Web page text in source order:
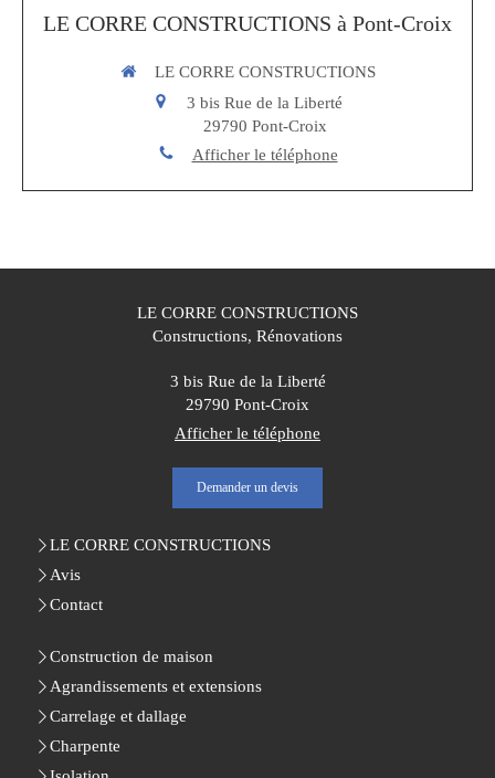
LE CORRE CONSTRUCTIONS à Pont-Croix
LE CORRE CONSTRUCTIONS
3 bis Rue de la Liberté
29790 Pont-Croix
Afficher le téléphone
LE CORRE CONSTRUCTIONS
Constructions, Rénovations
3 bis Rue de la Liberté
29790 Pont-Croix
Afficher le téléphone
Demander un devis
LE CORRE CONSTRUCTIONS
Avis
Contact
Construction de maison
Agrandissements et extensions
Carrelage et dallage
Charpente